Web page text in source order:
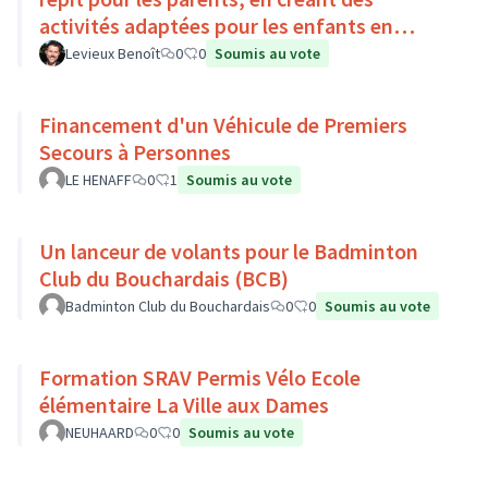
activités adaptées pour les enfants en
situation de handicap
Levieux Benoît 0 0 Soumis au vote
Financement d'un Véhicule de Premiers
Secours à Personnes
LE HENAFF 0 1 Soumis au vote
Un lanceur de volants pour le Badminton
Club du Bouchardais (BCB)
Badminton Club du Bouchardais 0 0 Soumis au vote
Formation SRAV Permis Vélo Ecole
élémentaire La Ville aux Dames
NEUHAARD 0 0 Soumis au vote